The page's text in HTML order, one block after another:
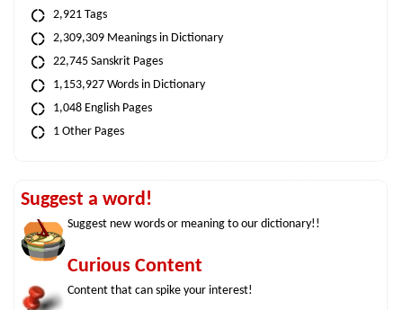
2,921 Tags
2,309,309 Meanings in Dictionary
22,745 Sanskrit Pages
1,153,927 Words in Dictionary
1,048 English Pages
1 Other Pages
Suggest a word!
Suggest new words or meaning to our dictionary!!
Curious Content
Content that can spike your interest!